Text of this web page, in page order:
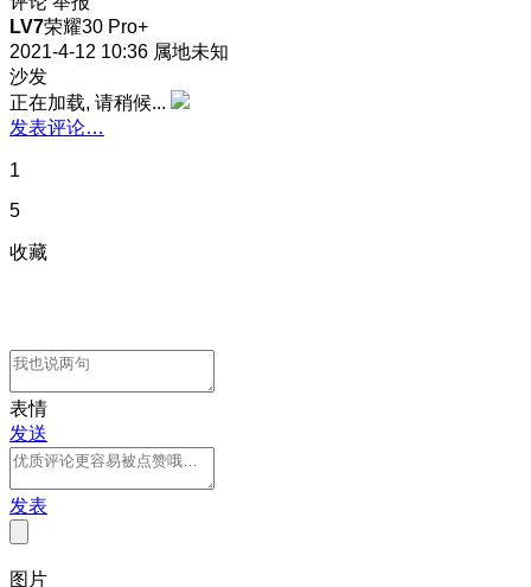
LV7荣耀30 Pro+
2021-4-12 10:36 属地未知
沙发
正在加载, 请稍候...
发表评论…
1
5
收藏
表情
发送
发表
图片